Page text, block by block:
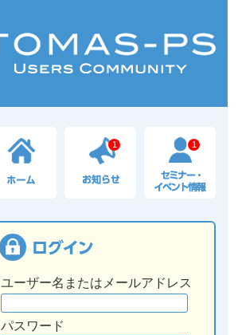
1 1
ユーザー名またはメールアドレス
パスワード